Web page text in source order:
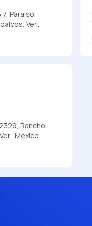
Paraiso
Ver.,
Rancho
Mexico